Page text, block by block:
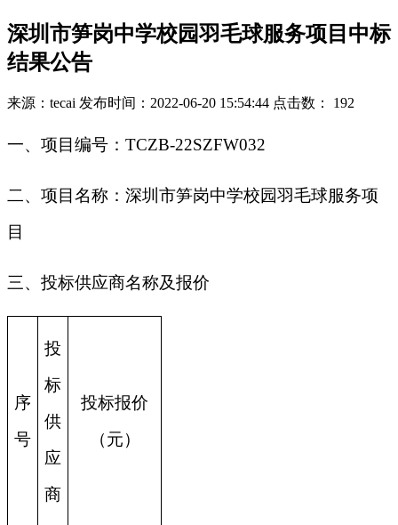
深圳市笋岗中学校园羽毛球服务项目中标
结果公告
来源：tecai 发布时间：2022-06-20 15:54:44 点击数： 192
一、项目编号：TCZB-22SZFW032
二、项目名称：深圳市笋岗中学校园羽毛球服务项
目
三、投标供应商名称及报价
序
号
投
标
供
应
商
投标报价
（元）